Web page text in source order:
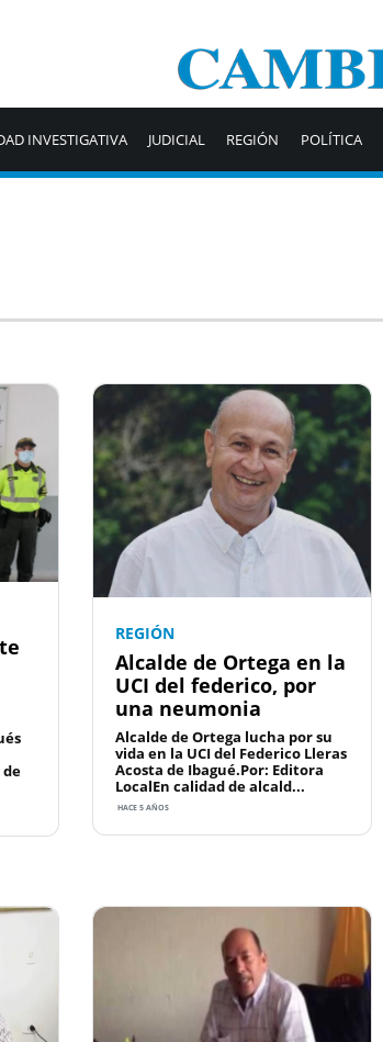
INVESTIGATIVA JUDICIAL REGIÓN POLÍTICA
REGIÓN
Alcalde de Ortega en la
UCI del federico, por
una neumonia
Alcalde de Ortega lucha por su
vida en la UCI del Federico Lleras
Acosta de Ibagué.Por: Editora
LocalEn calidad de alcald...
HACE 5 AÑOS